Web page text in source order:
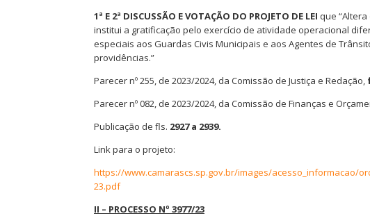
1ª E 2ª DISCUSSÃO E VOTAÇÃO DO PROJETO DE LEI que “Altera
institui a gratificação pelo exercício de atividade operacional
especiais aos Guardas Civis Municipais e aos Agentes de
providências.”
Parecer nº 255, de 2023/2024, da Comissão de Justiça e Redação,
Parecer nº 082, de 2023/2024, da Comissão de Finanças e
Publicação de fls. 2927 a 2939.
Link para o projeto:
https://www.camarascs.sp.gov.br/images/acesso_informacao/
23.pdf
II – PROCESSO Nº 3977/23